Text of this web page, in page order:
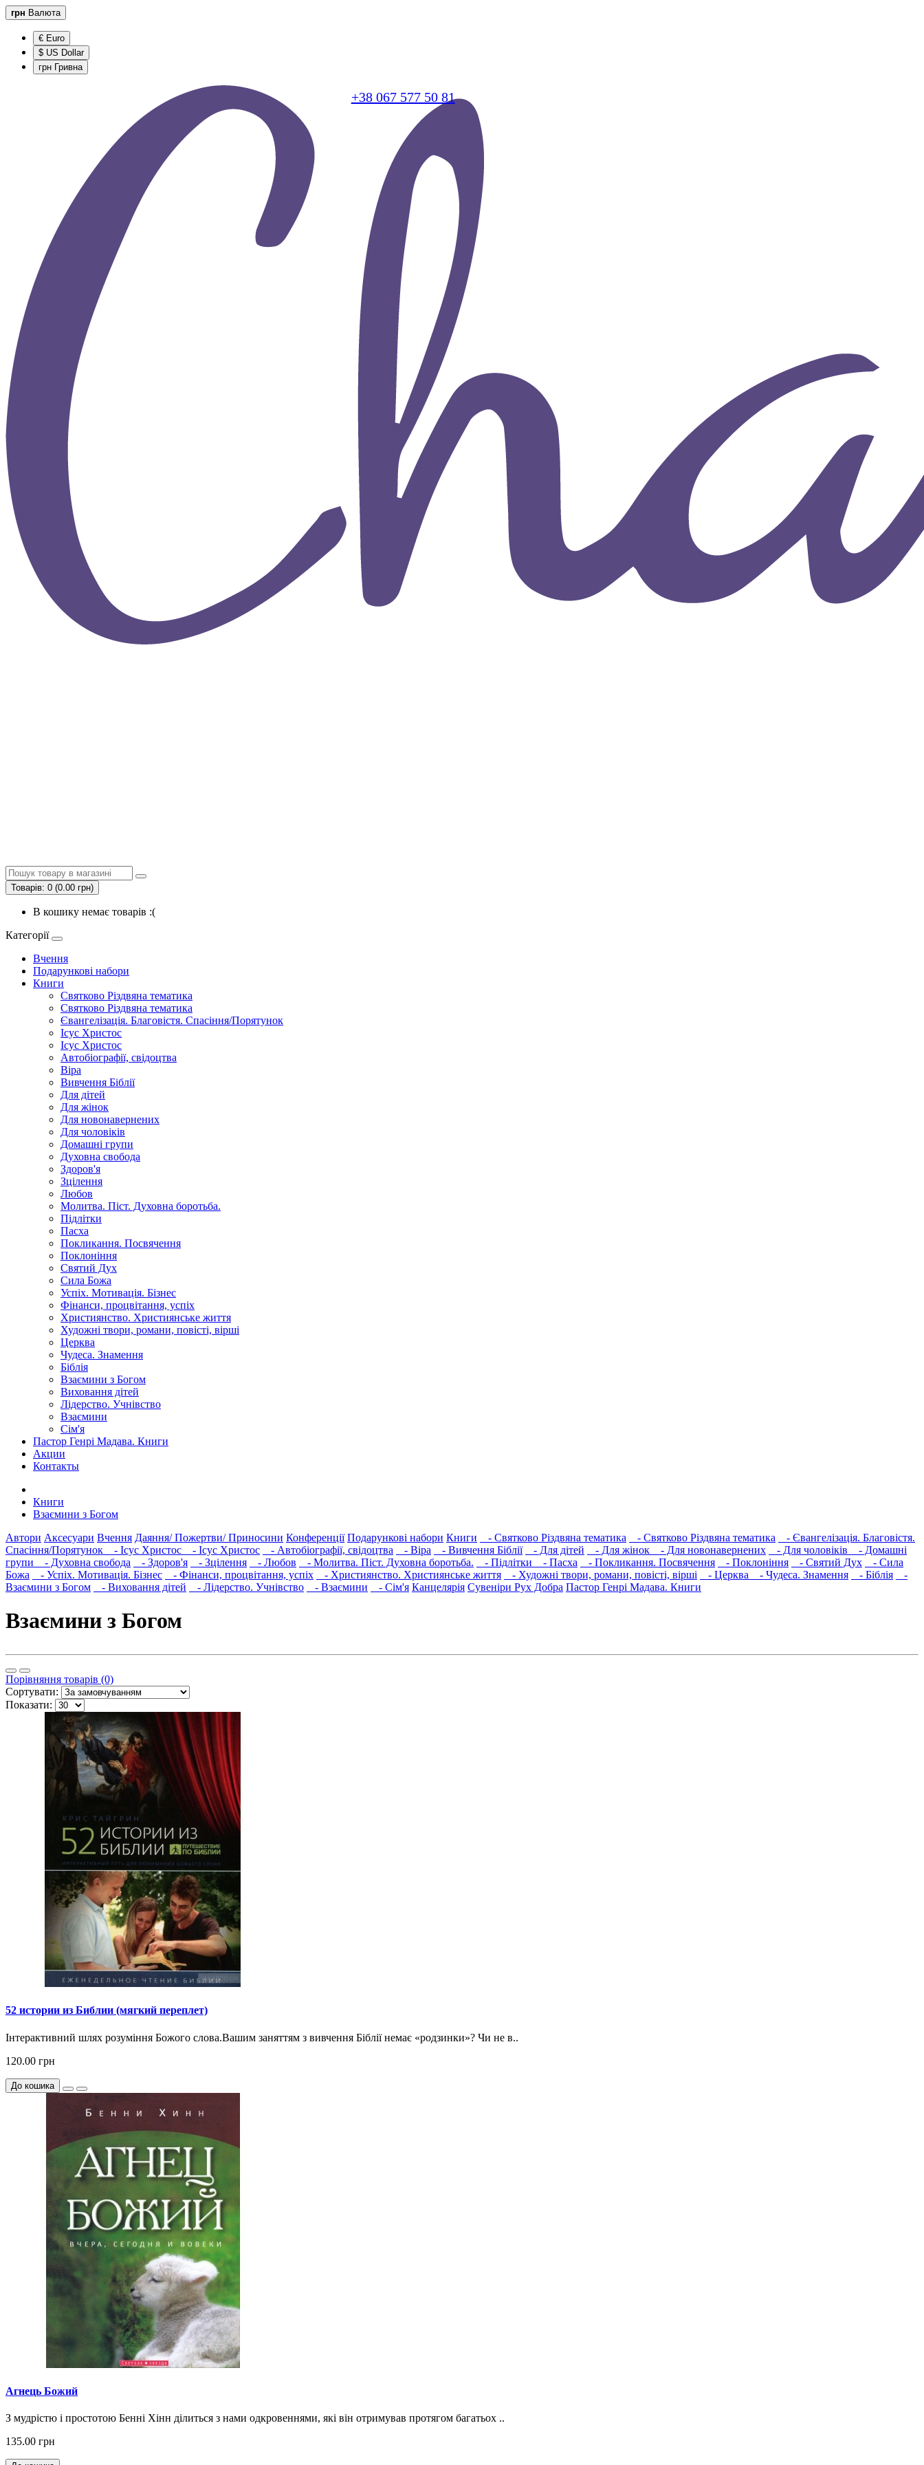
грн Валюта
€ Euro
$ US Dollar
грн Гривна
+38 067 577 50 81
Товарів: 0 (0.00 грн)
В кошику немає товарів :(
Категорії
Вчення
Подарункові набори
Книги
Святково Різдвяна тематика
Святково Різдвяна тематика
Євангелізація. Благовістя. Спасіння/Порятунок
Ісус Христос
Ісус Христос
Автобіографії, свідоцтва
Віра
Вивчення Біблії
Для дітей
Для жінок
Для новонавернених
Для чоловіків
Домашні групи
Духовна свобода
Здоров'я
Зцілення
Любов
Молитва. Піст. Духовна боротьба.
Підлітки
Пасха
Покликання. Посвячення
Поклоніння
Святий Дух
Сила Божа
Успіх. Мотивація. Бізнес
Фінанси, процвітання, успіх
Християнство. Християнське життя
Художні твори, романи, повісті, вірші
Церква
Чудеса. Знамення
Біблія
Взаємини з Богом
Виховання дітей
Лідерство. Учнівство
Взаємини
Сім'я
Пастор Генрі Мадава. Книги
Акции
Контакты
Книги
Взаємини з Богом
Автори Аксесуари Вчення Даяння/ Пожертви/ Приносини Конференції Подарункові набори Книги - Святково Різдвяна тематика - Святково Різдвяна тематика
- Євангелізація. Благовістя.
Спасіння/Порятунок
- Ісус Христос - Ісус Христос - Автобіографії, свідоцтва - Віра - Вивчення Біблії - Для дітей - Для жінок - Для новонавернених - Для чоловіків
- Домашні
групи
- Духовна свобода - Здоров'я - Зцілення - Любов - Молитва. Піст. Духовна боротьба. - Підлітки - Пасха - Покликання. Посвячення - Поклоніння - Святий Дух
- Сила
Божа
- Успіх. Мотивація. Бізнес - Фінанси, процвітання, успіх - Християнство. Християнське життя - Художні твори, романи, повісті, вірші - Церква - Чудеса. Знамення - Біблія
-
Взаємини з Богом
- Виховання дітей - Лідерство. Учнівство - Взаємини - Сім'я Канцелярія Сувеніри Рух Добра Пастор Генрі Мадава. Книги
Взаємини з Богом
Порівняння товарів (0)
Сортувати:
Показати:
52 истории из Библии (мягкий переплет)
Інтерактивний шлях розуміння Божого слова.Вашим заняттям з вивчення Біблії немає «родзинки»? Чи не в..
120.00 грн
До кошика
Агнець Божий
З мудрістю і простотою Бенні Хінн ділиться з нами одкровеннями, які він отримував протягом багатьох ..
135.00 грн